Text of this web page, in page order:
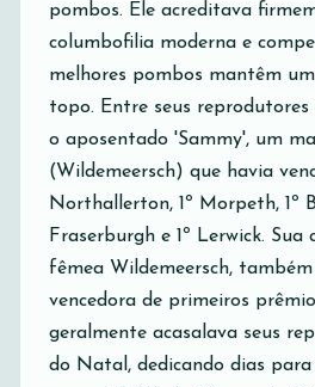
pombos. Ele acreditava
columbofilia moderna e
melhores pombos mantêm
topo. Entre seus reprodutores
o aposentado 'Sammy', um
(Wildemeersch) que havia
Northallerton, 1º Morpeth, 1º
Fraserburgh e 1º Lerwick.
fêmea Wildemeersch,
vencedora de primeiros
geralmente acasalava seus
do Natal, dedicando dias